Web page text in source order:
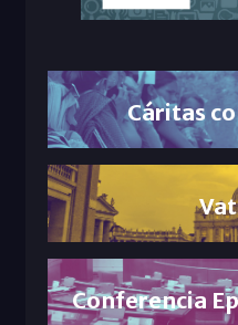
Cáritas
Conferencia